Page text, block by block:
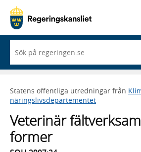
du
börjar
skriva
framträder
en
med
sökförslag
Statens offentliga utredningar från
näringslivsdepartementet
Veterinär
former